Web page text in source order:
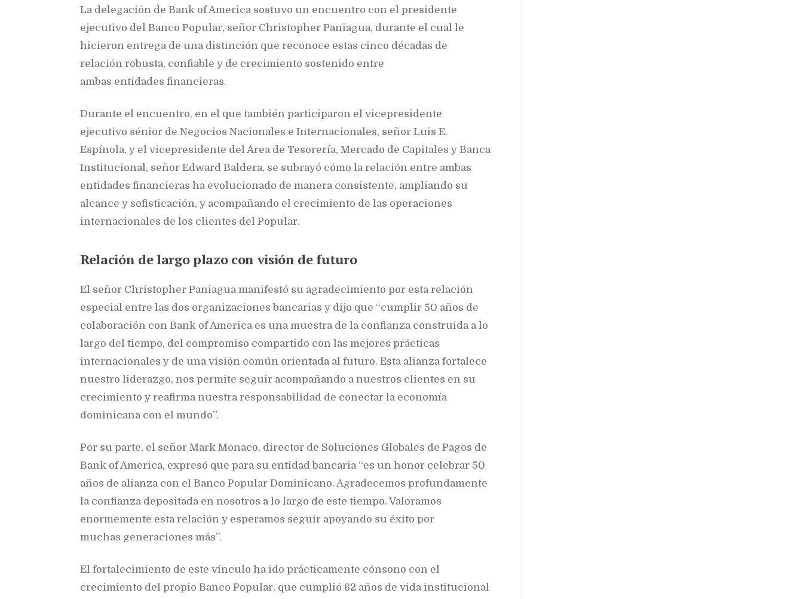
La delegación de Bank of America sostuvo un encuentro con el presidente
ejecutivo del Banco Popular, señor Christopher Paniagua, durante el cual le
hicieron entrega de una distinción que reconoce estas cinco décadas de
relación robusta, confiable y de crecimiento sostenido entre
ambas entidades financieras.
Durante el encuentro, en el que también participaron el vicepresidente
ejecutivo sénior de Negocios Nacionales e Internacionales, señor Luis E.
Espínola, y el vicepresidente del Área de Tesorería, Mercado de Capitales y Banca
Institucional, señor Edward Baldera, se subrayó cómo la relación entre ambas
entidades financieras ha evolucionado de manera consistente, ampliando su
alcance y sofisticación, y acompañando el crecimiento de las operaciones
internacionales de los clientes del Popular.
Relación de largo plazo con visión de futuro
El señor Christopher Paniagua manifestó su agradecimiento por esta relación
especial entre las dos organizaciones bancarias y dijo que “cumplir 50 años de
colaboración con Bank of America es una muestra de la confianza construida a lo
largo del tiempo, del compromiso compartido con las mejores prácticas
internacionales y de una visión común orientada al futuro. Esta alianza fortalece
nuestro liderazgo, nos permite seguir acompañando a nuestros clientes en su
crecimiento y reafirma nuestra responsabilidad de conectar la economía
dominicana con el mundo”.
Por su parte, el señor Mark Monaco, director de Soluciones Globales de Pagos de
Bank of America, expresó que para su entidad bancaria “es un honor celebrar 50
años de alianza con el Banco Popular Dominicano. Agradecemos profundamente
la confianza depositada en nosotros a lo largo de este tiempo. Valoramos
enormemente esta relación y esperamos seguir apoyando su éxito por
muchas generaciones más”.
El fortalecimiento de este vínculo ha ido prácticamente cónsono con el
crecimiento del propio Banco Popular, que cumplió 62 años de vida institucional